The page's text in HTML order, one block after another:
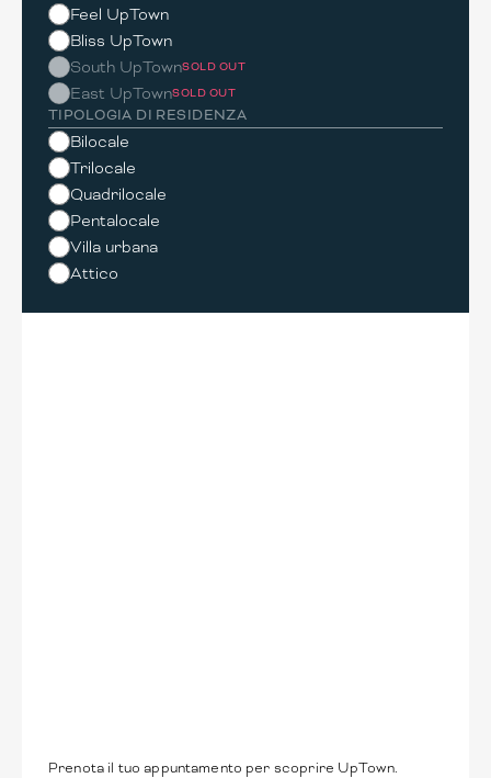
Feel UpTown
Bliss UpTown
South UpTownSOLD OUT
East UpTownSOLD OUT
TIPOLOGIA DI RESIDENZA
Bilocale
Trilocale
Quadrilocale
Pentalocale
Villa urbana
Attico
Prenota il tuo appuntamento per scoprire UpTown.